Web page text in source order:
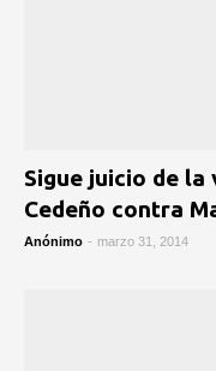
Sigue juicio de
Cedeño contra
Anónimo - marzo 31, 2014